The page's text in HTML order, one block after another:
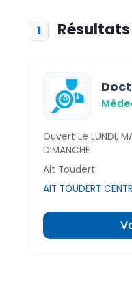
1
Ouvert Le LUNDI,
DIMANCHE
Ait Toudert
AIT TOUDERT